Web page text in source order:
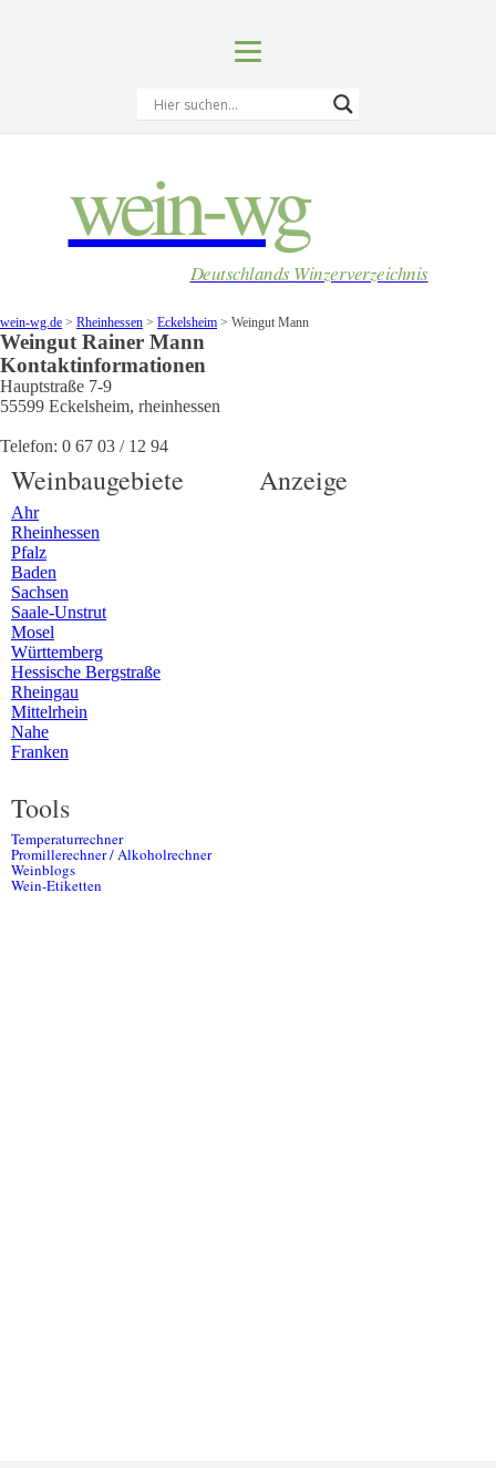
wein-wg
Deutschlands Winzerverzeichnis
wein-wg.de > Rheinhessen > Eckelsheim > Weingut Mann
Weingut Rainer Mann
Kontaktinformationen
Hauptstraße 7-9
55599 Eckelsheim, rheinhessen
Telefon: 0 67 03 / 12 94
Weinbaugebiete
Ahr
Rheinhessen
Pfalz
Baden
Sachsen
Saale-Unstrut
Mosel
Württemberg
Hessische Bergstraße
Rheingau
Mittelrhein
Nahe
Franken
Tools
Temperaturrechner
Promillerechner / Alkoholrechner
Weinblogs
Wein-Etiketten
Anzeige